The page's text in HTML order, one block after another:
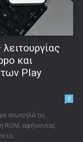
και
Play
0
σιωπηλά τις
ROM, αφήνοντας
το...